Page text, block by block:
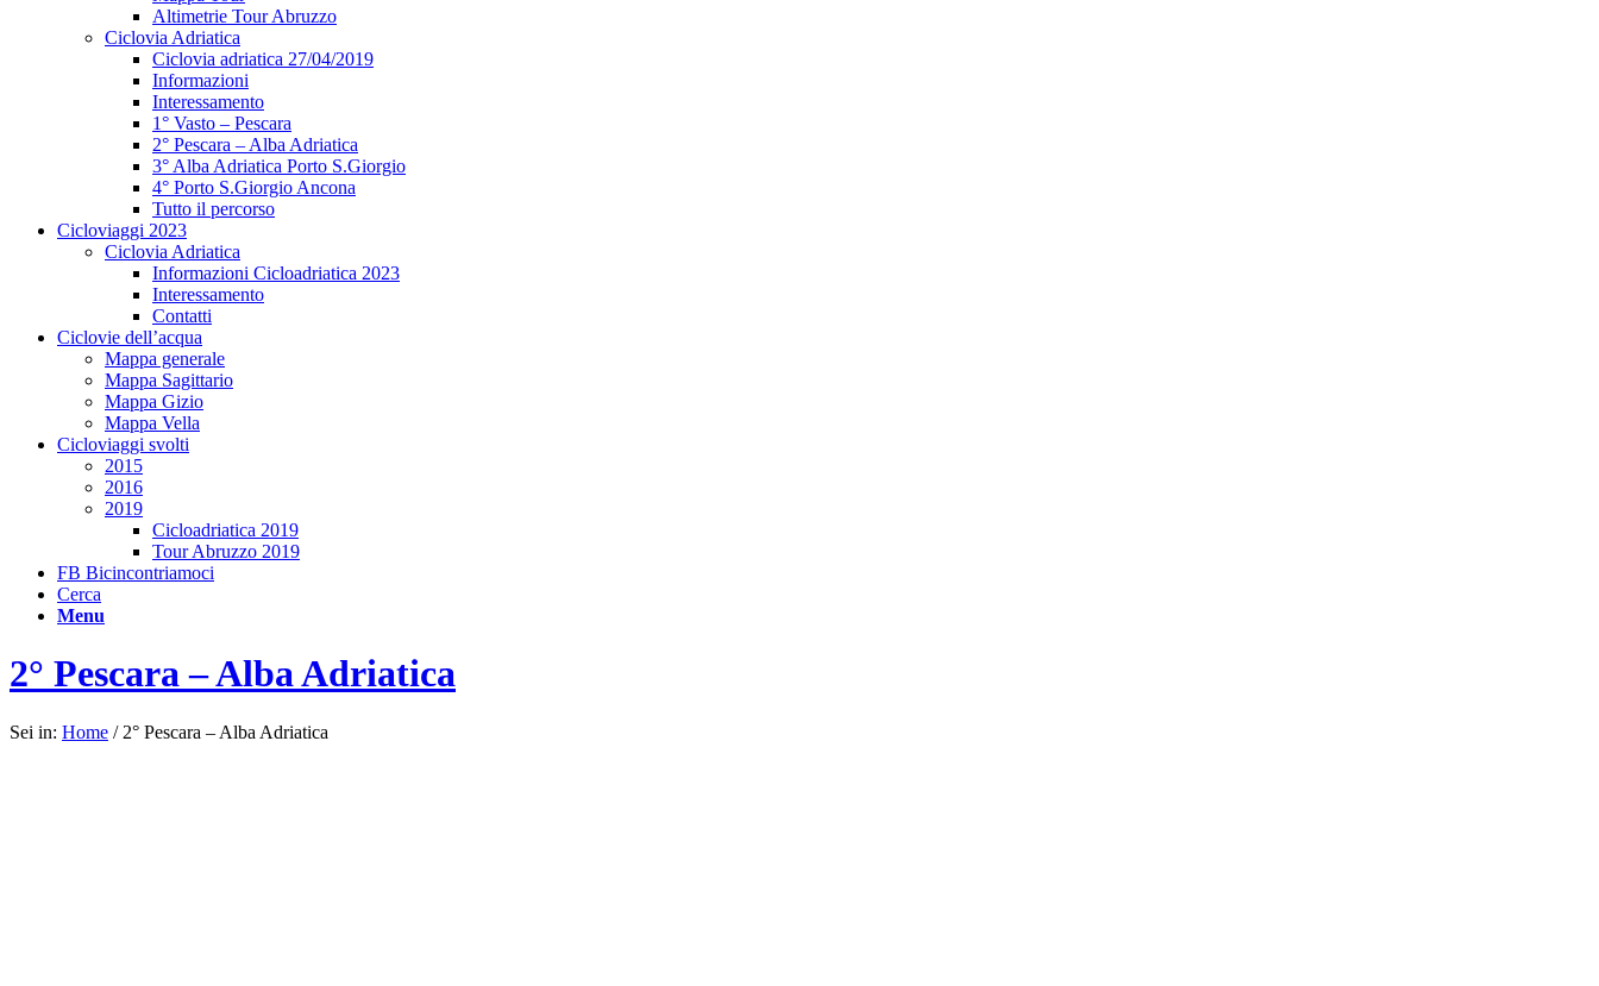
Altimetrie Tour Abruzzo
Ciclovia Adriatica
Ciclovia adriatica 27/04/2019
Informazioni
Interessamento
1° Vasto – Pescara
2° Pescara – Alba Adriatica
3° Alba Adriatica Porto S.Giorgio
4° Porto S.Giorgio Ancona
Tutto il percorso
Cicloviaggi 2023
Ciclovia Adriatica
Informazioni Cicloadriatica 2023
Interessamento
Contatti
Ciclovie dell’acqua
Mappa generale
Mappa Sagittario
Mappa Gizio
Mappa Vella
Cicloviaggi svolti
2015
2016
2019
Cicloadriatica 2019
Tour Abruzzo 2019
FB Bicincontriamoci
Cerca
Menu
2° Pescara – Alba Adriatica
Sei in: Home / 2° Pescara – Alba Adriatica